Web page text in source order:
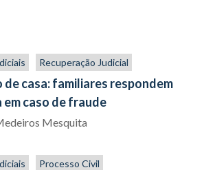
Recuperação Judicial
de casa: familiares respondem
caso de fraude
Mesquita
Processo Civil